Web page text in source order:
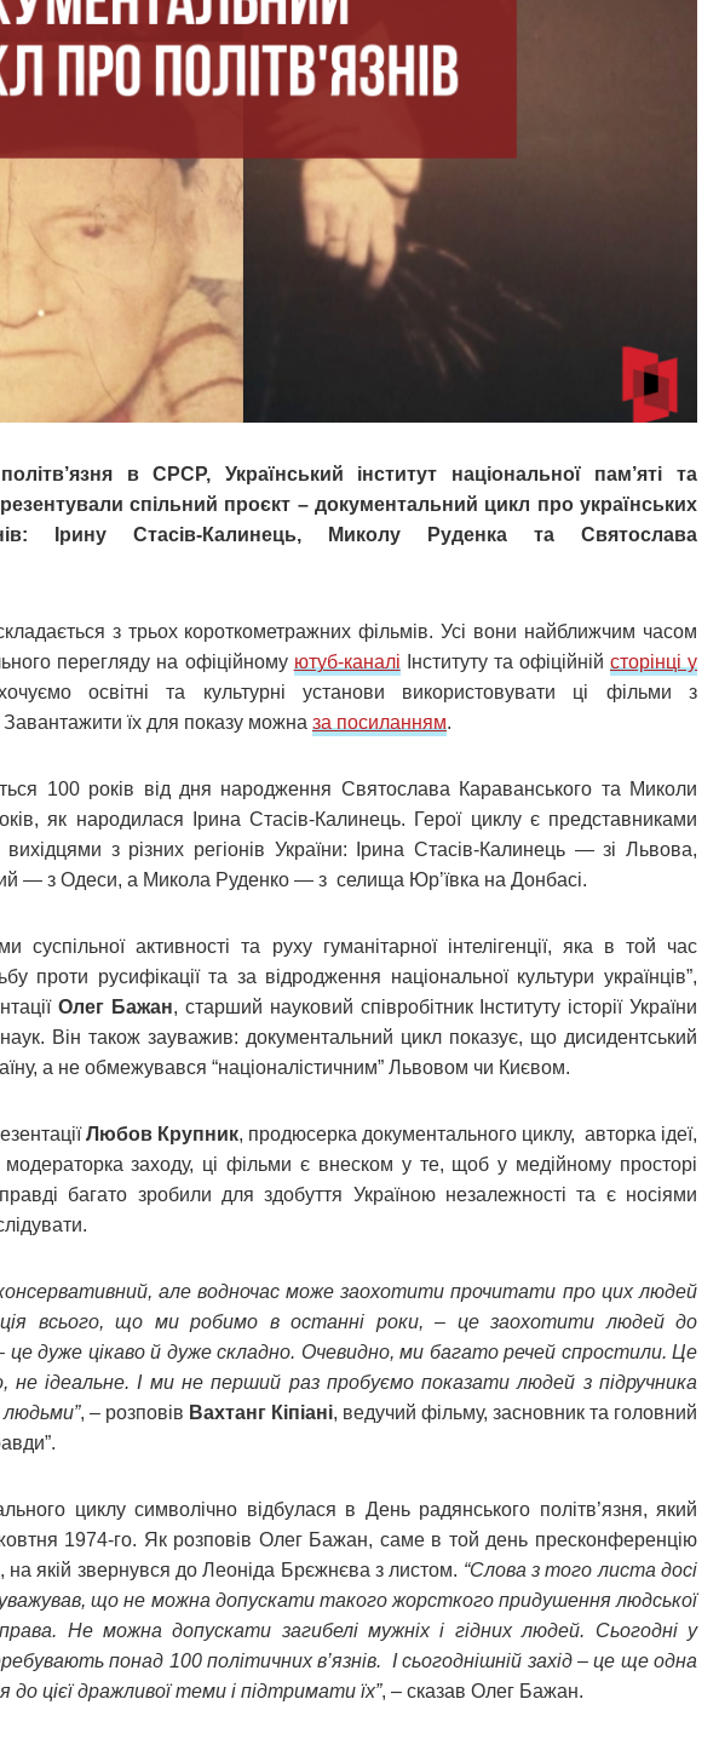
в СРСР, Український інститут національної пам’яті та
спільний проєкт – документальний цикл про українських
Ірину Стасів-Калинець, Миколу Руденка та Святослава
з трьох короткометражних фільмів. Усі вони найближчим часом
перегляду на офіційному ютуб-каналі Інституту та офіційній сторінці у
освітні та культурні установи використовувати ці фільми з
їх для показу можна за посиланням.
100 років від дня народження Святослава Караванського та Миколи
як народилася Ірина Стасів-Калинець. Герої циклу є представниками
з різних регіонів України: Ірина Стасів-Калинець — зі Львова,
— з Одеси, а Микола Руденко — з селища Юр’ївка на Донбасі.
суспільної активності та руху гуманітарної інтелігенції, яка в той час
проти русифікації та за відродження національної культури українців”,
Олег Бажан, старший науковий співробітник Інституту історії України
наук. Він також зауважив: документальний цикл показує, що дисидентський
а не обмежувався “націоналістичним” Львовом чи Києвом.
Любов Крупник, продюсерка документального циклу, авторка ідеї,
модераторка заходу, ці фільми є внеском у те, щоб у медійному просторі
багато зробили для здобуття Україною незалежності та є носіями
але водночас може заохотити прочитати про цих людей
всього, що ми робимо в останні роки, – це заохотити людей до
це дуже цікаво й дуже складно. Очевидно, ми багато речей спростили. Це
не ідеальне. І ми не перший раз пробуємо показати людей з підручника
, – розповів Вахтанг Кіпіані, ведучий фільму, засновник та головний
циклу символічно відбулася в День радянського політв’язня, який
1974-го. Як розповів Олег Бажан, саме в той день пресконференцію
на якій звернувся до Леоніда Брєжнєва з листом. “Слова з того листа досі
що не можна допускати такого жорсткого придушення людської
Не можна допускати загибелі мужніх і гідних людей. Сьогодні у
понад 100 політичних в’язнів. І сьогоднішній захід – це ще одна
цієї дражливої теми і підтримати їх”, – сказав Олег Бажан.